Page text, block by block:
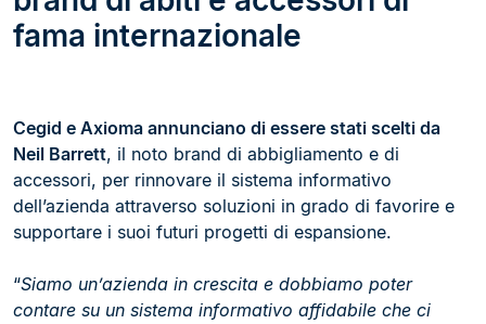
fama internazionale
Cegid e Axioma annunciano di essere stati scelti da
Neil Barrett, il noto brand di abbigliamento e di
accessori, per rinnovare il sistema informativo
dell’azienda attraverso soluzioni in grado di favorire e
supportare i suoi futuri progetti di espansione.
“Siamo un’azienda in crescita e dobbiamo poter
contare su un sistema informativo affidabile che ci